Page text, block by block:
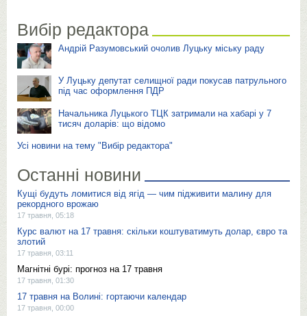
Вибір редактора
Андрій Разумовський очолив Луцьку міську раду
У Луцьку депутат селищної ради покусав патрульного
під час оформлення ПДР
Начальника Луцького ТЦК затримали на хабарі у 7
тисяч доларів: що відомо
Усі новини на тему "Вибір редактора"
Останні новини
Кущі будуть ломитися від ягід — чим підживити малину для
рекордного врожаю
17 травня, 05:18
Курс валют на 17 травня: скільки коштуватимуть долар, євро та
злотий
17 травня, 03:11
Магнітні бурі: прогноз на 17 травня
17 травня, 01:30
17 травня на Волині: гортаючи календар
17 травня, 00:00